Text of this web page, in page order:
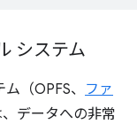
システム
（OPFS、 ファ
データへの非常